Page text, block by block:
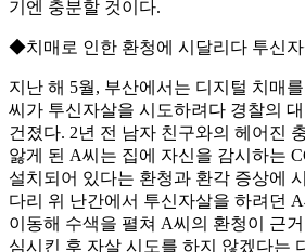
기엔 충분할 것이다.
◆치매로 인한 환청에 시달리다 투신자
지난 해 5월, 부산에서는 디지털 치매
씨가 투신자살을 시도하려다 경찰의
건졌다. 2년 전 남자 친구와의 헤어진
앓게 된 A씨는 집에 자신을 감시하는
설치되어 있다는 환청과 환각 증상에
다리 위 난간에서 투신자살을 하려던
이동해 수색을 펼쳐 A씨의 환청이 근
심시킨 후 자살 시도를 하지 않겠다는